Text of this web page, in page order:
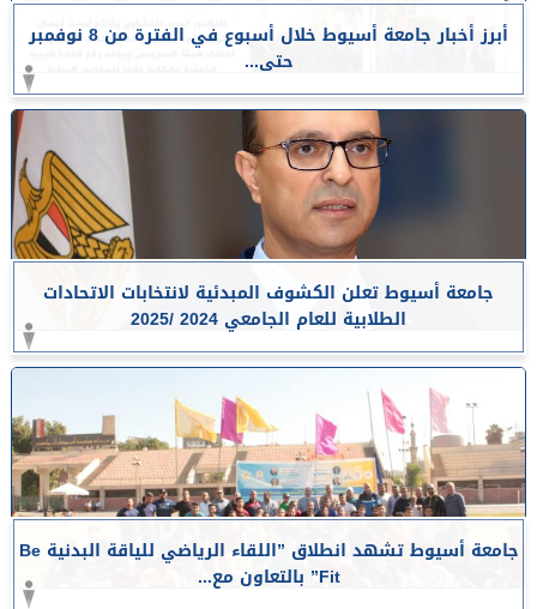
أبرز أخبار جامعة أسيوط خلال أسبوع في الفترة من 8 نوفمبر
حتى...
جامعة أسيوط تعلن الكشوف المبدئية لانتخابات الاتحادات
الطلابية للعام الجامعي 2024 /2025
جامعة أسيوط تشهد انطلاق ”اللقاء الرياضي للياقة البدنية Be
Fit” بالتعاون مع...